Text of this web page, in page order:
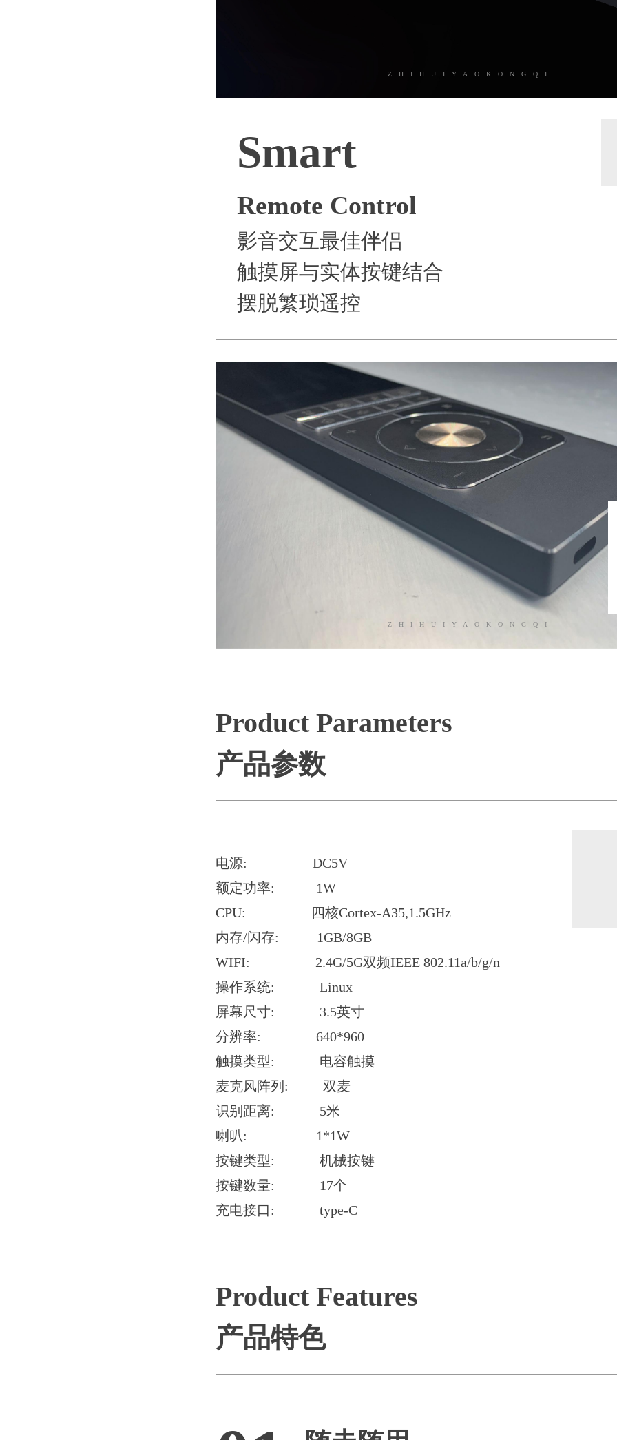
ZHIHUIYAOKONGQI
Smart
Remote Control
影音交互最佳伴侣
触摸屏与实体按键结合
摆脱繁琐遥控
ZHIHUIYAOKONGQI
Product Parameters
产品参数
电源: DC5V
额定功率: 1W
CPU: 四核Cortex-A35,1.5GHz
内存/闪存: 1GB/8GB
WIFI: 2.4G/5G双频IEEE 802.11a/b/g/n
操作系统: Linux
屏幕尺寸: 3.5英寸
分辨率: 640*960
触摸类型: 电容触摸
麦克风阵列: 双麦
识别距离: 5米
喇叭: 1*1W
按键类型: 机械按键
按键数量: 17个
充电接口: type-C
Product Features
产品特色